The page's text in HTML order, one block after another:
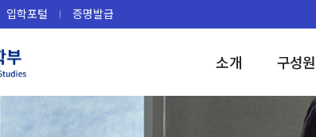
입학포털 증명발급
소개 구성원